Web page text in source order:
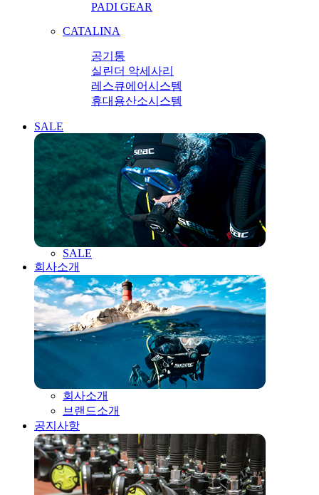
PADI GEAR
CATALINA
공기통
실린더 악세사리
레스큐에어시스템
휴대용산소시스템
SALE
SALE
회사소개
회사소개
브랜드소개
공지사항